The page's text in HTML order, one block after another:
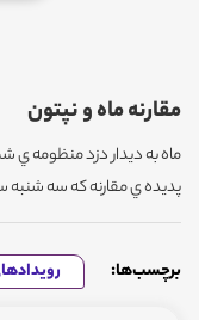
مقارنه ماه و نپتون
ماه به ديدار دزد منظومه ي
پديده ي مقارنه كه سه شنبه
برچسب‌ها: